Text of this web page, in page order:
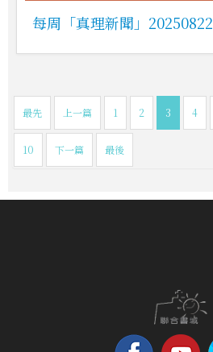
每周「真理新聞」20250822
最先 上一篇 1 2 3 4
10 下一篇 最後